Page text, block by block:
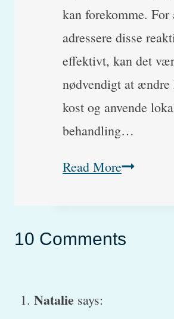
kan forekomme. For
adressere disse
effektivt, kan det
nødvendigt at ændre
kost og anvende
behandling…
Read More
plante.
10 Comments
Natalie says: